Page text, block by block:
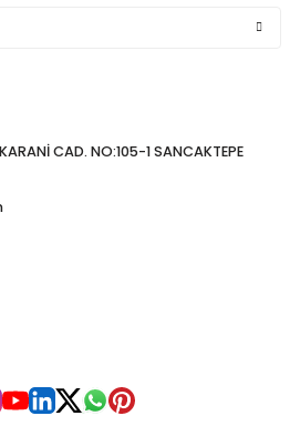
KARANİ CAD. NO:105-1 SANCAKTEPE